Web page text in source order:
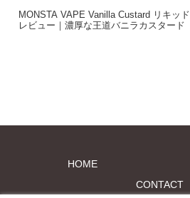
MONSTA VAPE Vanilla Custard リキッド
レビュー｜濃厚な王道バニラカスタード
HOME
CONTACT